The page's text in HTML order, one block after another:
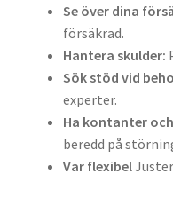
Se över dina
försäkrad.
Hantera skulder:
Sök stöd vid
experter.
Ha kontanter
beredd på
Var flexibel